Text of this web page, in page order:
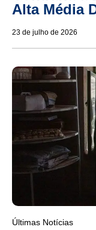
Alta Média
23 de julho de 2026
Últimas Notícias